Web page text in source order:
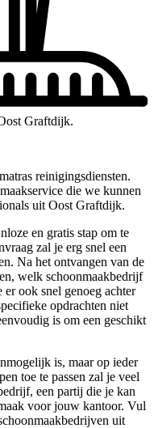
Graftdijk.
reinigingsdiensten.
die we kunnen
uit Oost Graftdijk.
en gratis stap om te
zal je erg snel een
Na het ontvangen van de
welk schoonmaakbedrijf
ook snel genoeg achter
opdrachten niet
is om een geschikt
is, maar op ieder
toe te passen zal je veel
een partij die je kan
voor jouw kantoor. Vul
uit